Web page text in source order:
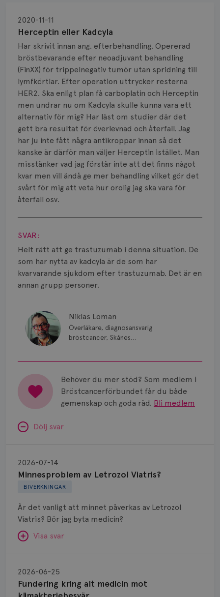
Herceptin eller Kadcyla
2020-11-11
Har skrivit innan ang. efterbehandling. Opererad
bröstbevarande efter neoadjuvant behandling
(FinXX) för trippelnegativ tumör utan spridning till
lymfkörtlar. Efter operation uttrycker resterna
HER2. Ska enligt plan få carboplatin och Herceptin
men undrar nu om Kadcyla skulle kunna vara ett
alternativ för mig? Har läst om studier där det
gett bra resultat för överlevnad och återfall. Jag
har ju inte fått några antikroppar innan så det
kanske är därför man väljer Herceptin istället. Man
misstänker vad jag förstår inte att det finns något
kvar men vill ändå ge mer behandling vilket gör det
svårt för mig att veta hur orolig jag ska vara för
återfall osv.
Visa svar
SVAR:
Helt rätt att ge trastuzumab i denna situation. De
som har nytta av kadcyla är de som har
kvarvarande sjukdom efter trastuzumab. Det är en
annan grupp personer.
Niklas Loman
Överläkare, diagnosansvarig
bröstcancer, Skånes
Behöver du mer stöd? Som medlem i
Bröstcancerförbundet får du både
gemenskap och goda råd. Bli medlem
Dölj svar
BIVERKNINGAR
Minnesproblem av Letrozol Viatris?
2026-07-14
Är det vanligt att minnet påverkas av Letrozol
Viatris? Bör jag byta medicin?
Visa svar
SVAR:
Hej. Oavsett vilken hormonsänkande behandling
Letrozol
Viatris?
Fundering kring alt medicin mot
2026-06-25
kring
medicin
Biopsi
Biverkningar
Bröstvårta
Knöl
Läkemedel
Typ av bröstcancer
Smärta
Prognos
Risker
Vätska